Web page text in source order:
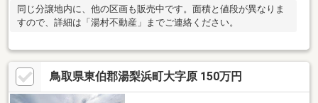
同じ分譲地内に、他の区画も販売中です。面積と値段が異なりま
すので、詳細は「湯村不動産」までご連絡ください。
鳥取県東伯郡湯梨浜町大字原 150万円